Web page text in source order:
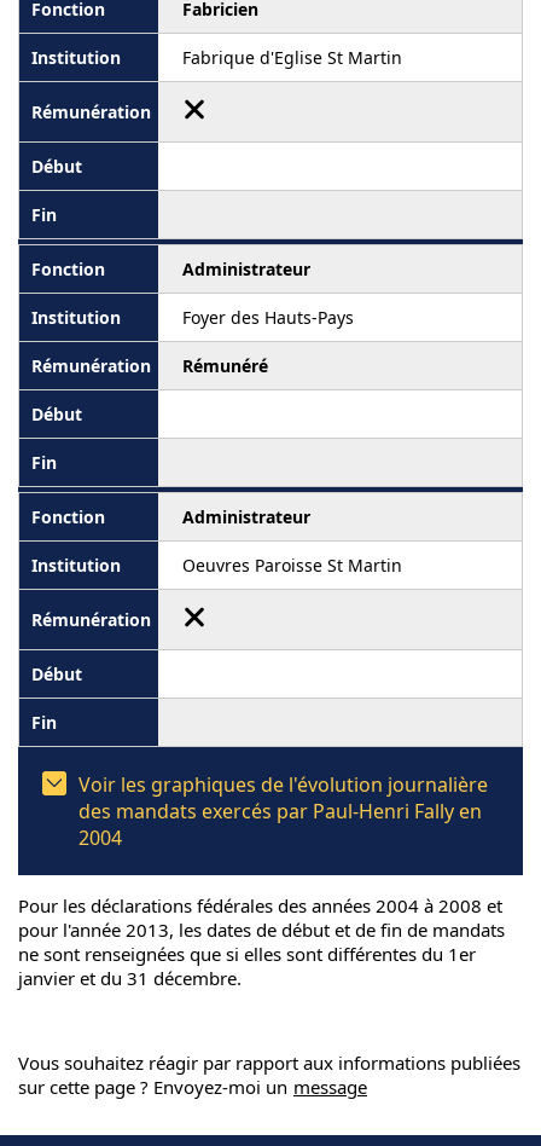
Fabricien
Fabrique d'Eglise St Martin
Administrateur
Foyer des Hauts-Pays
Rémunéré
Administrateur
Oeuvres Paroisse St Martin
Voir les graphiques de l'évolution journalière
des mandats exercés par Paul-Henri Fally en
2004
Pour les déclarations fédérales des années 2004 à 2008 et
pour l'année 2013, les dates de début et de fin de mandats
ne sont renseignées que si elles sont différentes du 1er
janvier et du 31 décembre.
Vous souhaitez réagir par rapport aux informations publiées
sur cette page ? Envoyez-moi un message